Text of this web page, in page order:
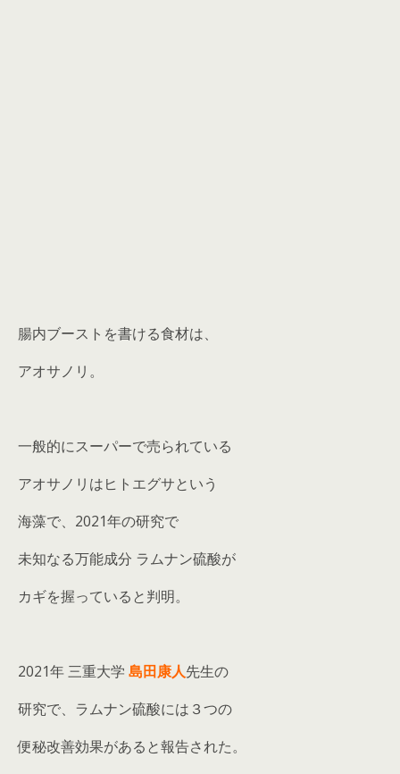
腸内ブーストを書ける食材は、
アオサノリ。
一般的にスーパーで売られている
アオサノリはヒトエグサという
海藻で、2021年の研究で
未知なる万能成分 ラムナン硫酸が
カギを握っていると判明。
2021年 三重大学 島田康人先生の
研究で、ラムナン硫酸には３つの
便秘改善効果があると報告された。